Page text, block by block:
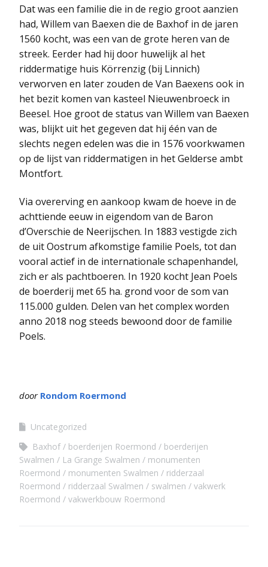
Dat was een familie die in de regio groot aanzien
had, Willem van Baexen die de Baxhof in de jaren
1560 kocht, was een van de grote heren van de
streek. Eerder had hij door huwelijk al het
riddermatige huis Körrenzig (bij Linnich)
verworven en later zouden de Van Baexens ook in
het bezit komen van kasteel Nieuwenbroeck in
Beesel. Hoe groot de status van Willem van Baexen
was, blijkt uit het gegeven dat hij één van de
slechts negen edelen was die in 1576 voorkwamen
op de lijst van riddermatigen in het Gelderse ambt
Montfort.
Via overerving en aankoop kwam de hoeve in de
achttiende eeuw in eigendom van de Baron
d’Overschie de Neerijschen. In 1883 vestigde zich
de uit Oostrum afkomstige familie Poels, tot dan
vooral actief in de internationale schapenhandel,
zich er als pachtboeren. In 1920 kocht Jean Poels
de boerderij met 65 ha. grond voor de som van
115.000 gulden. Delen van het complex worden
anno 2018 nog steeds bewoond door de familie
Poels.
door Rondom Roermond
Uncategorized
Baxhof
boerderijen Roermond
boerderijen
Swalmen
La Grange Swalmen
monumenten
Roermond
monumenten Swalmen
ridderzaal
Roermond
ridderzaal Swalmen swalmen
vakwerk
Roermond
vakwerkbouw Roermond